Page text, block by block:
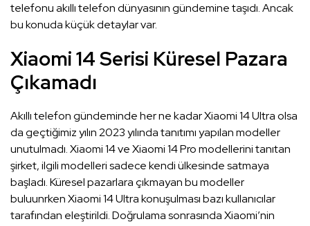
telefonu akıllı telefon dünyasının gündemine taşıdı. Ancak
bu konuda küçük detaylar var.
Xiaomi 14 Serisi Küresel Pazara
Çıkamadı
Akıllı telefon gündeminde her ne kadar Xiaomi 14 Ultra olsa
da geçtiğimiz yılın 2023 yılında tanıtımı yapılan modeller
unutulmadı. Xiaomi 14 ve Xiaomi 14 Pro modellerini tanıtan
şirket, ilgili modelleri sadece kendi ülkesinde satmaya
başladı. Küresel pazarlara çıkmayan bu modeller
buluunrken Xiaomi 14 Ultra konuşulması bazı kullanıcılar
tarafından eleştirildi. Doğrulama sonrasında Xiaomi’nin